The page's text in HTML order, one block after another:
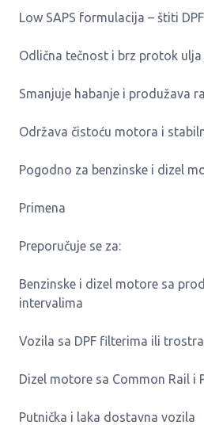
Low SAPS formulacija – štiti
Odlična tečnost i brz protok
Smanjuje habanje i produžava
Održava čistoću motora i
Pogodno za benzinske i dizel
Primena
Preporučuje se za:
Benzinske i dizel motore sa
intervalima
Vozila sa DPF filterima ili
Dizel motore sa Common Rail i
Putnička i laka dostavna vozila